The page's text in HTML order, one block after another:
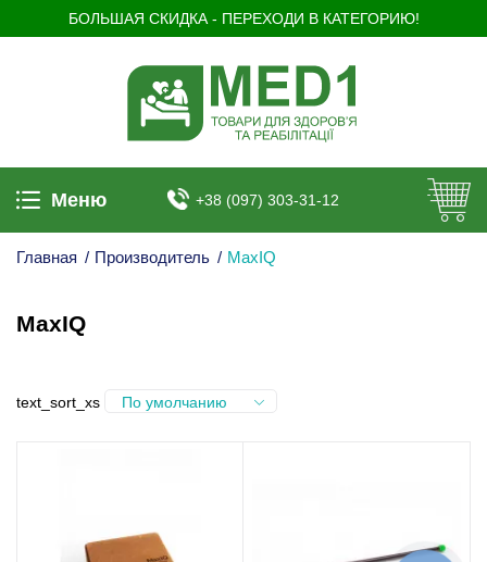
БОЛЬШАЯ СКИДКА - ПЕРЕХОДИ В КАТЕГОРИЮ!
Меню +38 (097) 303-31-12
Главная / Производитель / MaxIQ
MaxIQ
text_sort_xs По умолчанию